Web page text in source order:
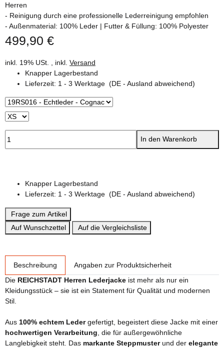
Herren
- Reinigung durch eine professionelle Lederreinigung empfohlen
- Außenmaterial: 100% Leder | Futter & Füllung: 100% Polyester
499,90 €
inkl. 19% USt. , inkl. Versand
Knapper Lagerbestand
Lieferzeit: 1 - 3 Werktage (DE - Ausland abweichend)
In den Warenkorb
Knapper Lagerbestand
Lieferzeit: 1 - 3 Werktage (DE - Ausland abweichend)
Frage zum Artikel
Auf Wunschzettel
Auf die Vergleichsliste
Beschreibung
Angaben zur Produktsicherheit
Die REICHSTADT Herren Lederjacke ist mehr als nur ein
Kleidungsstück – sie ist ein Statement für Qualität und modernen
Stil.
Aus 100% echtem Ledergefertigt, begeistert diese Jacke mit einer
hochwertigen Verarbeitung , die für außergewöhnliche
Langlebigkeit steht. Das markante Steppmusterund der elegante